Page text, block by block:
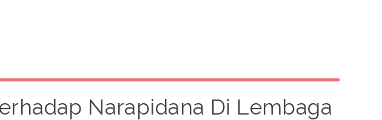
Narapidana Di Lembaga